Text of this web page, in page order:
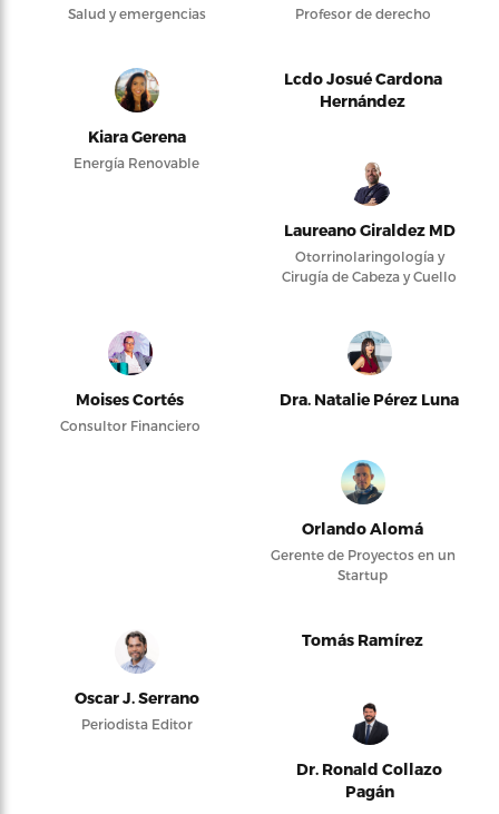
Salud y emergencias Profesor de derecho
Kiara Gerena
Energía Renovable
Lcdo Josué Cardona
Hernández
Laureano Giraldez MD
Otorrinolaringología y
Cirugía de Cabeza y Cuello
Moises Cortés
Consultor Financiero
Dra. Natalie Pérez Luna
Orlando Alomá
Gerente de Proyectos en un
Startup
Oscar J. Serrano
Periodista Editor
Tomás Ramírez
Dr. Ronald Collazo
Pagán